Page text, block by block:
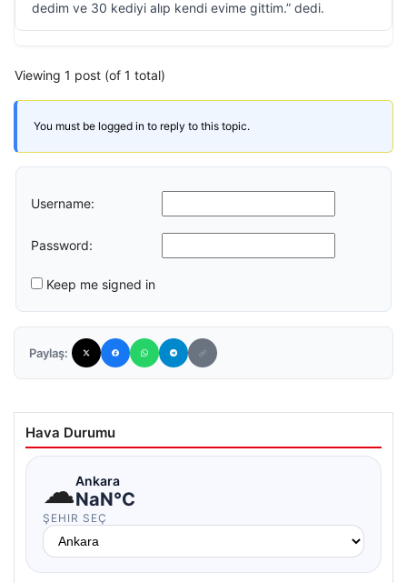
dedim ve 30 kediyi alıp kendi evime gittim.” dedi.
Viewing 1 post (of 1 total)
You must be logged in to reply to this topic.
Username:
Password:
Keep me signed in
Paylaş:
Hava Durumu
☁Ankara
NaN°C
ŞEHIR SEÇ